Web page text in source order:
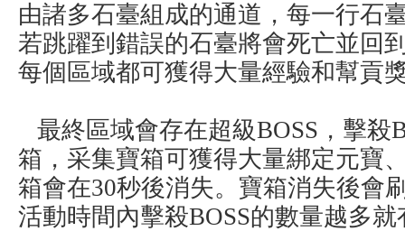
由諸多石臺組成的通道，每一行石
若跳躍到錯誤的石臺將會死亡並回
每個區域都可獲得大量經驗和幫貢
最終區域會存在超級BOSS，擊殺
箱，采集寶箱可獲得大量綁定元寶
箱會在30秒後消失。寶箱消失後會
活動時間內擊殺BOSS的數量越多